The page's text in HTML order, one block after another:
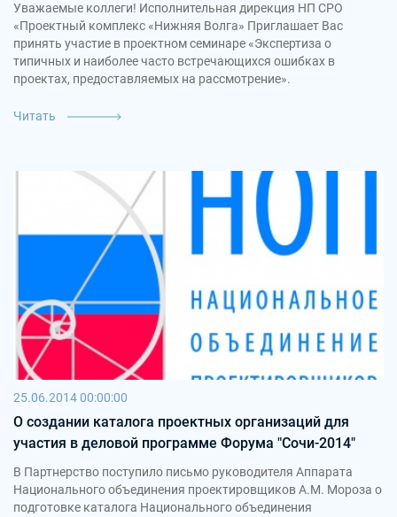
Уважаемые коллеги! Исполнительная дирекция НП СРО
«Проектный комплекс «Нижняя Волга» Приглашает Вас
принять участие в проектном семинаре «Экспертиза о
типичных и наиболее часто встречающихся ошибках в
проектах, предоставляемых на рассмотрение».
Читать
25.06.2014 00:00:00
О создании каталога проектных организаций для
участия в деловой программе Форума "Сочи-2014"
В Партнерство поступило письмо руководителя Аппарата
Национального объединения проектировщиков А.М. Мороза о
подготовке каталога Национального объединения